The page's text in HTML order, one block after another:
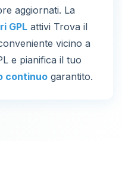
aggiornati. La
GPL attivi Trova il
vicino a
e pianifica il tuo
continuo garantito.